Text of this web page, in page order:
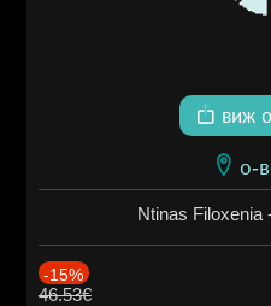
виж
о-
Ntinas Filoxenia
-15%
46.53€